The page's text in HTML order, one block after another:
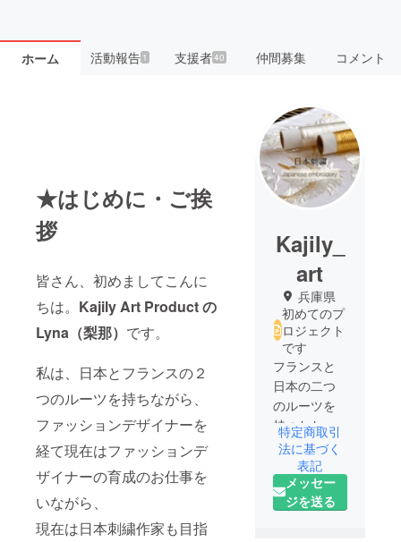
ホーム 活動報告1 支援者40 仲間募集 コメント
★はじめに・ご挨
拶
皆さん、初めましてこんに
ちは。 Kajily Art Product の
Lyna（梨那） です。
私は、日本とフランスの２
つのルーツを持ちながら、
ファッションデザイナーを
経て現在はファッションデ
ザイナーの育成のお仕事を
いながら、
現在は日本刺繍作家も目指
Kajily_
art
兵庫県
初めてのプ
ロジェクト
です
フランスと
日本の二つ
のルーツを
持つわた
し。
だからこそ
より日本の
伝統工芸の
特定商取引
法に基づく
表記
メッセー
ジを送る